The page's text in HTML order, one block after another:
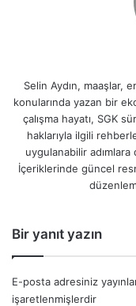
Selin Aydın, maaşlar,
konularında yazan bir
çalışma hayatı, SGK
haklarıyla ilgili
uygulanabilir
İçeriklerinde güncel
Bir yanıt yazın
E-posta adresiniz
işaretlenmişlerdir